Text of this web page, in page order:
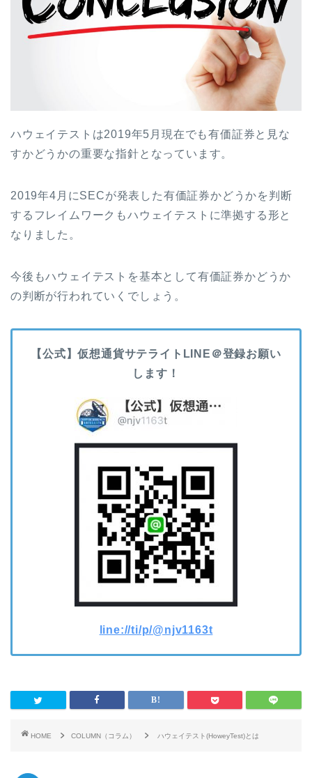
ハウェイテストは2019年5 月現在でも有価証券と見な
すかどうかの重要な指針となっています。
2019年4 月にSECが発表した有価証券かどうかを判断
するフレイムワークもハウェイテストに準拠する形と
なりました。
今後もハウェイテストを基本として有価証券かどうか
の判断が行われていくでしょう。
【公式】仮想通貨サテライトLINE＠登録お願い
します！
line://ti/p/@njv1163t
HOME COLUMN（コラム） ハウェイテスト(HoweyTest)とは